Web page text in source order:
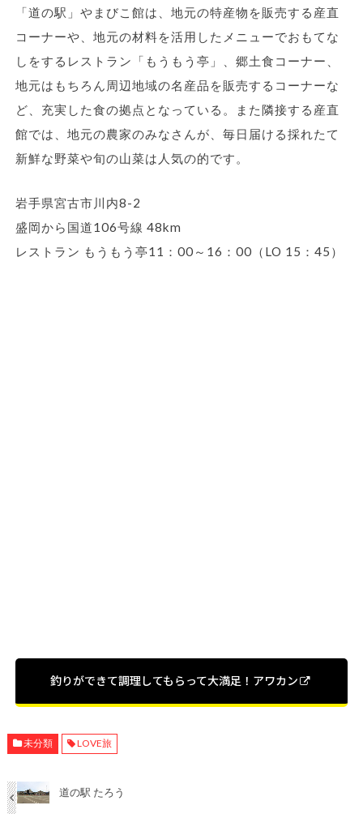
「道の駅」やまびこ館は、地元の特産物を販売する産直
コーナーや、地元の材料を活用したメニューでおもてな
しをするレストラン「もうもう亭」、郷土食コーナー、
地元はもちろん周辺地域の名産品を販売するコーナーな
ど、充実した食の拠点となっている。また隣接する産直
館では、地元の農家のみなさんが、毎日届ける採れたて
新鮮な野菜や旬の山菜は人気の的です。
岩手県宮古市川内8-2
盛岡から国道106号線 48km
レストラン もうもう亭11：00～16：00（LO 15：45）
釣りができて調理してもらって大満足！アワカン
未分類 LOVE旅
道の駅 たろう